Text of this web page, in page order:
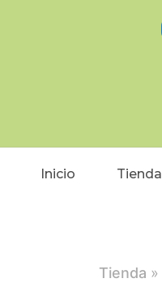
Inicio Tienda
Tienda »